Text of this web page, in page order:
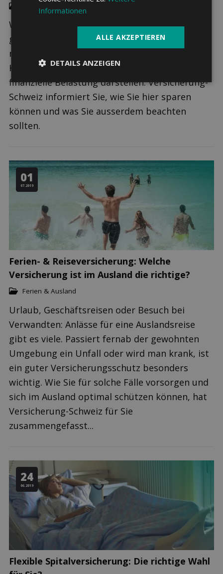
Wer eine Ausbildung macht, hat meist keinen
grossen finanziellen Spielraum. Da kann die
monatliche Prämie für die
Krankenversicherung schon eine erhebliche
finanzielle Belastung darstellen. Versicherung-
Schweiz informiert Sie, wie Sie hier sparen
können und was Sie ausserdem beachten
sollten.
01
07.2019
Ferien- & Reiseversicherung: Welche
Versicherung ist im Ausland die richtige?
Ferien & Ausland
Urlaub, Geschäftsreisen oder Besuch bei
Verwandten: Anlässe für eine Auslandsreise
gibt es viele. Passiert fernab der gewohnten
Umgebung ein Unfall oder wird man krank, ist
ein guter Versicherungsschutz besonders
wichtig. Wie Sie für solche Fälle vorsorgen und
sich im Ausland optimal schützen können, hat
Versicherung-Schweiz für Sie
zusammengefasst...
24
06.2019
Flexible Spitalversicherung: Die richtige Wahl
Informationen
ALLE AKZEPTIEREN
DETAILS ANZEIGEN